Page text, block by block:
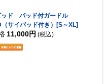
ッド パッド付ガードル
サイパッド付き）[S～XL]
11,000円 (税込)